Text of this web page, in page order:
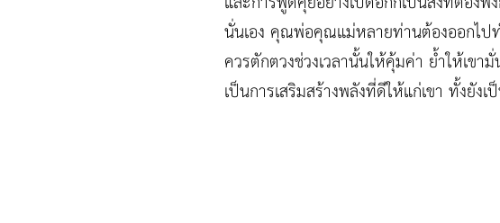
นั่นเอง คุณพ่อคุณแม่หลายท่านต้องออกไปท
ควรตักตวงช่วงเวลานั้นให้คุ้มค่า ย้ำให้เขา
เป็นการเสริมสร้างพลังที่ดีให้แก่เขา ทั้งยัง